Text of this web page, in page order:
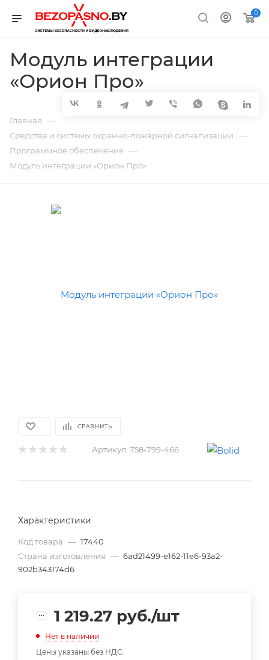
0
Модуль интеграции
«Орион Про»
Главная —
Средства и системы охранно-пожарной сигнализации —
Программное обеспечение —
Модуль интеграции «Орион Про»
СРАВНИТЬ
Артикул: 758-799-466
Характеристики
Код товара — 17440
Страна изготовления — 6ad21499-e162-11e6-93a2-
902b343174d6
1 219.27 руб./шт
Нет в наличии
Цены указаны без НДС.